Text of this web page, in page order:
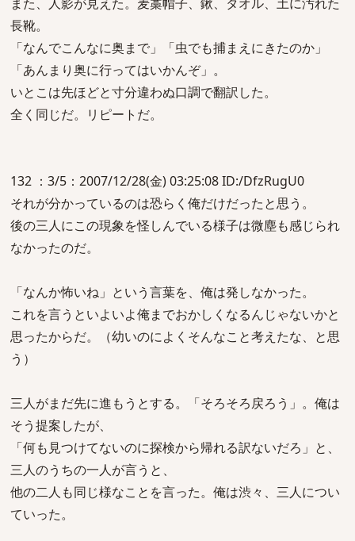
長靴。
「なんでこんなに奥まで」「虫でも捕まえにきたのか」
「あんまり奥に行ってはいかんぞ」。
いとこは先ほどと寸分違わぬ口調で翻訳した。
全く同じだ。リピートだ。
132 ：3/5：2007/12/28(金) 03:25:08 ID:/DfzRugU0
それが分かっているのは恐らく俺だけだったと思う。
後の三人にこの現象を怪しんでいる様子は微塵も感じられ
なかったのだ。
「なんか怖いね」という言葉を、俺は発しなかった。
これを言うといよいよ俺までおかしくなるんじゃないかと
思ったからだ。（幼いのによくそんなこと考えたな、と思
う）
三人がまだ先に進もうとする。「そろそろ戻ろう」。俺は
そう提案したが、
「何も見つけてないのに探検から帰れる訳ないだろ」と、
三人のうちの一人が言うと、
他の二人も同じ様なことを言った。俺は渋々、三人につい
ていった。